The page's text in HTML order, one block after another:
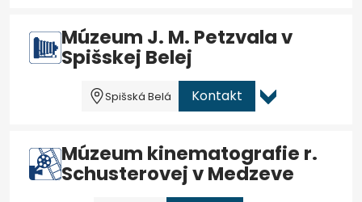
Múzeum J. M. Petzvala v
Spišskej Belej
Spišská Belá Kontakt
Múzeum kinematografie r.
Schusterovej v Medzeve